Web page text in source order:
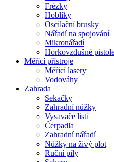
Frézky
Hoblíky
Oscilační brusky
Nářadí na spojování
Mikronářadí
Horkovzdušné
Měřící přístroje
Měřicí lasery
Vodováhy
Zahrada
Sekačky
Zahradní nůžky
Vysavače listí
Čerpadla
Zahradní nářadí
Nůžky na živý plot
Ruční pily